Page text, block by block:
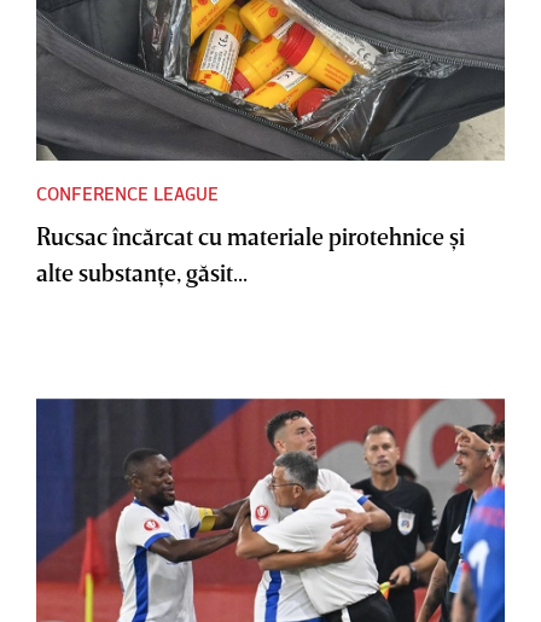
CONFERENCE LEAGUE
Rucsac încărcat cu materiale pirotehnice şi
alte substanţe, găsit...